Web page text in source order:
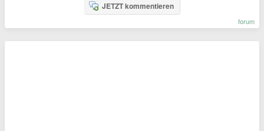
JETZT kommentieren
forum